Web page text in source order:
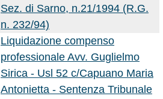
Sez. di Sarno, n.21/1994 (R.G.
n. 232/94)
Liquidazione compenso
professionale Avv. Guglielmo
Sirica - Usl 52 c/Capuano Maria
Antonietta - Sentenza Tribunale